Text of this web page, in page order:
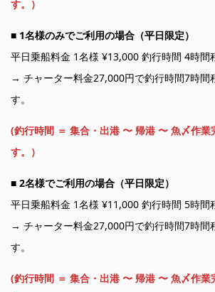
す。）
■ 1名様のみでご利用の場合（平日限定）
平日乗船料金 1名様 ¥13,000 釣行時間 4時間
→ チャーター料金27,000円で釣行時間7時間
す。
(釣行時間 ＝ 集合・出港 〜 帰港 〜 魚〆作業
す。）
■ 2名様でご利用の場合（平日限定）
平日乗船料金 1名様 ¥11,000 釣行時間 5時間
→ チャーター料金27,000円で釣行時間7時間
す。
(釣行時間 ＝ 集合・出港 〜 帰港 〜 魚〆作業